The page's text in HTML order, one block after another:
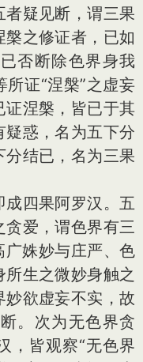
疑见断，谓三果
槃之修证者，已如
否断除色界身我
证“涅槃”之虚妄
证涅槃，皆已于其
惑，名为五下分
结已，名为三果
四果阿罗汉。五
爱，谓色界有三
姝妙与庄严、色
生之微妙身触之
欲虚妄不实，故
。次为无色界贪
，皆观察“无色界